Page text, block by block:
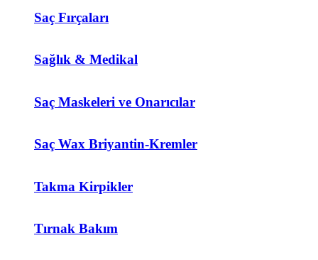
Saç Fırçaları
Sağlık & Medikal
Saç Maskeleri ve Onarıcılar
Saç Wax Briyantin-Kremler
Takma Kirpikler
Tırnak Bakım